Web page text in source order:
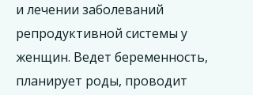
и лечении заболеваний
репродуктивной системы у
женщин. Ведет беременность,
планирует роды, проводит